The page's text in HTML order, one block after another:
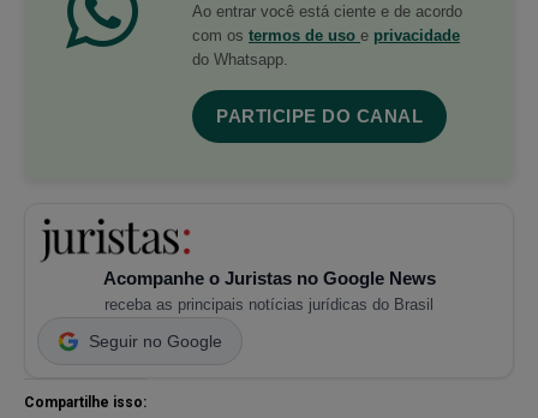
Ao entrar você está ciente e de acordo
com os termos de uso e privacidade
do Whatsapp.
PARTICIPE DO CANAL
Acompanhe o Juristas no Google News
receba as principais notícias jurídicas do Brasil
Seguir no Google
Compartilhe isso: